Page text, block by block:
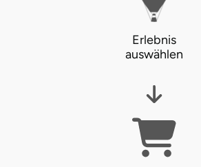
Erlebnis
auswählen